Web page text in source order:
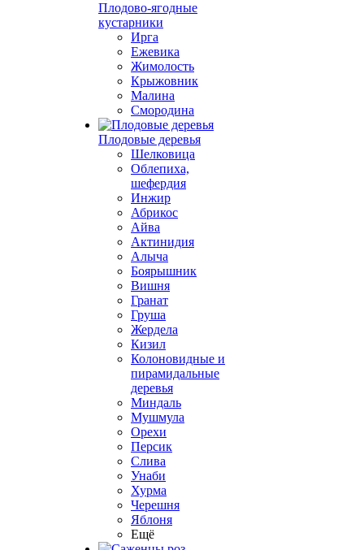
Плодово-ягодные
кустарники
Ирга
Ежевика
Жимолость
Крыжовник
Малина
Смородина
Плодовые деревья
Шелковица
Облепиха,
шефердия
Инжир
Абрикос
Айва
Актинидия
Алыча
Боярышник
Вишня
Гранат
Груша
Жердела
Кизил
Колоновидные и
пирамидальные
деревья
Миндаль
Мушмула
Орехи
Персик
Слива
Унаби
Хурма
Черешня
Яблоня
Ещё